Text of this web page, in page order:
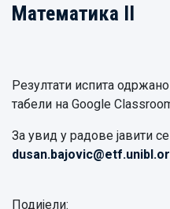
Математика II
Резултати испита
табели на Google
За увид у радове јавити
Подијели: